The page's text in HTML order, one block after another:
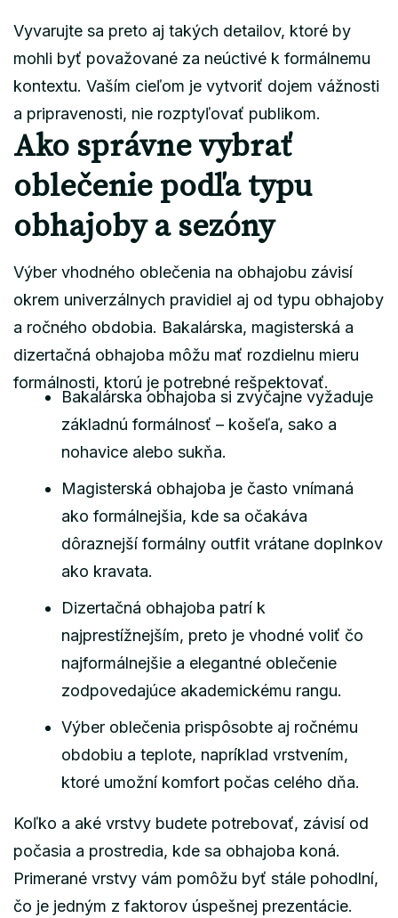
Vyvarujte sa preto aj takých detailov, ktoré by
mohli byť považované za neúctivé k formálnemu
kontextu. Vaším cieľom je vytvoriť dojem vážnosti
a pripravenosti, nie rozptyľovať publikom.
Ako správne vybrať
oblečenie podľa typu
obhajoby a sezóny
Výber vhodného oblečenia na obhajobu závisí
okrem univerzálnych pravidiel aj od typu obhajoby
a ročného obdobia. Bakalárska, magisterská a
dizertačná obhajoba môžu mať rozdielnu mieru
formálnosti, ktorú je potrebné rešpektovať.
Bakalárska obhajoba si zvyčajne vyžaduje
základnú formálnosť – košeľa, sako a
nohavice alebo sukňa.
Magisterská obhajoba je často vnímaná
ako formálnejšia, kde sa očakáva
dôraznejší formálny outfit vrátane doplnkov
ako kravata.
Dizertačná obhajoba patrí k
najprestížnejším, preto je vhodné voliť čo
najformálnejšie a elegantné oblečenie
zodpovedajúce akademickému rangu.
Výber oblečenia prispôsobte aj ročnému
obdobiu a teplote, napríklad vrstvením,
ktoré umožní komfort počas celého dňa.
Koľko a aké vrstvy budete potrebovať, závisí od
počasia a prostredia, kde sa obhajoba koná.
Primerané vrstvy vám pomôžu byť stále pohodlní,
čo je jedným z faktorov úspešnej prezentácie.